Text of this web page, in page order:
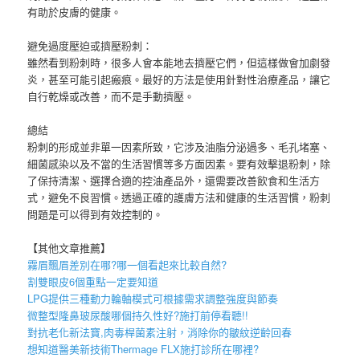
有助於皮膚的健康。
避免過度壓迫或擠壓粉刺：
雖然看到粉刺時，很多人會本能地去擠壓它們，但這樣做會加劇發
炎，甚至可能引起瘢痕。最好的方法是使用針對性治療產品，讓它
自行乾燥或改善，而不是手動擠壓。
總結
粉刺的形成並非單一因素所致，它涉及油脂分泌過多、毛孔堵塞、
細菌感染以及不當的生活習慣等多方面因素。要有效擊退粉刺，除
了保持清潔、選擇合適的控油產品外，還需要改善飲食和生活方
式，避免不良習慣。透過正確的護膚方法和健康的生活習慣，粉刺
問題是可以得到有效控制的。
【其他文章推薦】
霧眉飄眉差別在哪?哪一個看起來比較自然?
割雙眼皮6個重點一定要知道
LPG提供三種動力輪軸模式可根據需求調整強度與節奏
微整型隆鼻玻尿酸哪個持久性好?施打前停看聽!!
對抗老化新法寶,肉毒桿菌素注射，消除你的皺紋逆齡回春
想知道醫美新技術Thermage FLX施打診所在哪裡?